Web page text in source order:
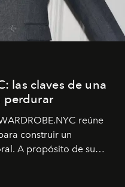
las claves de una
perdurar
reúne
construir un
A propósito de su
global de la marca